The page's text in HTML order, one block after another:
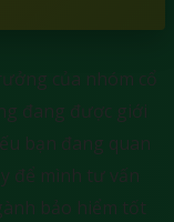
của nhóm cổ
đang được giới
bạn đang quan
để mình tư vấn
bảo hiểm tốt